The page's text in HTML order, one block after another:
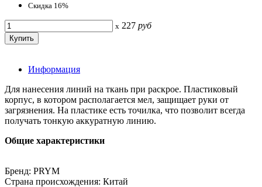
Скидка 16%
x 227 руб
Информация
Для нанесения линий на ткань при раскрое. Пластиковый
корпус, в котором располагается мел, защищает руки от
загрязнения. На пластике есть точилка, что позволит всегда
получать тонкую аккуратную линию.
Общие характеристики
Бренд: PRYM
Страна происхождения: Китай